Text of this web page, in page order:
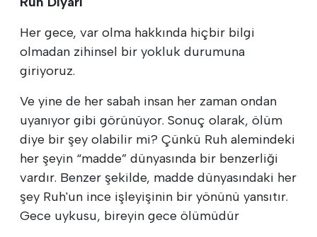
Her gece, var olma hakkında hiçbir bilgi
olmadan zihinsel bir yokluk durumuna
giriyoruz.
Ve yine de her sabah insan her zaman ondan
uyanıyor gibi görünüyor. Sonuç olarak, ölüm
diye bir şey olabilir mi? Çünkü Ruh alemindeki
her şeyin “madde” dünyasında bir benzerliği
vardır. Benzer şekilde, madde dünyasındaki her
şey Ruh'un ince işleyişinin bir yönünü yansıtır.
Gece uykusu, bireyin gece ölümüdür